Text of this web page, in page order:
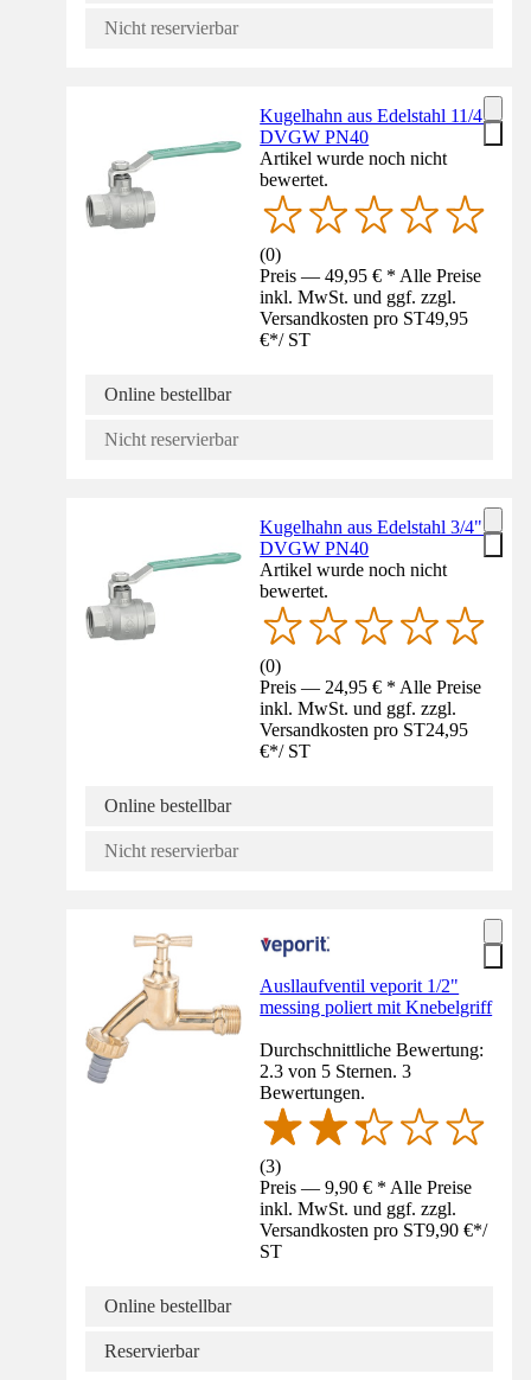
Nicht reservierbar
Kugelhahn aus Edelstahl 11/4"
DVGW PN40
Artikel wurde noch nicht
bewertet.
(0)
Preis — 49,95 € * Alle Preise
inkl. MwSt. und ggf. zzgl.
Versandkosten pro ST49,95
€*/ ST
Online bestellbar
Nicht reservierbar
Kugelhahn aus Edelstahl 3/4""
DVGW PN40
Artikel wurde noch nicht
bewertet.
(0)
Preis — 24,95 € * Alle Preise
inkl. MwSt. und ggf. zzgl.
Versandkosten pro ST24,95
€*/ ST
Online bestellbar
Nicht reservierbar
Ausllaufventil veporit 1/2"
messing poliert mit Knebelgriff
Durchschnittliche Bewertung:
2.3 von 5 Sternen. 3
Bewertungen.
(3)
Preis — 9,90 € * Alle Preise
inkl. MwSt. und ggf. zzgl.
Versandkosten pro ST9,90 €*/
ST
Online bestellbar
Reservierbar